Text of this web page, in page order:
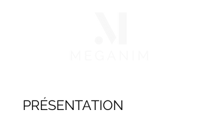
PRÉSENTATION